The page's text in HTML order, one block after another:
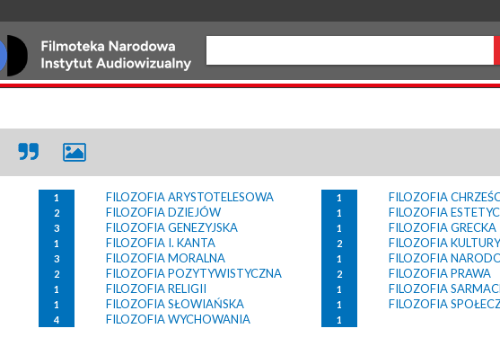
1 FILOZOFIA ARYSTOTELESOWA 1 FILOZOFIA
2 FILOZOFIA DZIEJÓW 1 FILOZOFIA
3 FILOZOFIA GENEZYJSKA 1 FILOZOFIA GRECKA
1 FILOZOFIA I. KANTA 2 FILOZOFIA KULTURY
3 FILOZOFIA MORALNA 1 FILOZOFIA
2 FILOZOFIA POZYTYWISTYCZNA 2 FILOZOFIA PRAWA
1 FILOZOFIA RELIGII 1 FILOZOFIA
1 FILOZOFIA SŁOWIAŃSKA 1 FILOZOFIA
4 FILOZOFIA WYCHOWANIA 1